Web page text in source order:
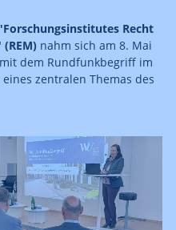
Recht
nahm sich am 8. Mai
mit dem Rundfunkbegriff im
zentralen Themas des